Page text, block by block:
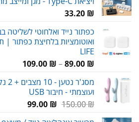
33.20 ₪
כפתור נייד ואלחוטי לשליטה
LIFE
89.00 ₪
–
109.00 ₪
ועוצמתי - חיבור USB
150.00₪
המחיר99.00 ₪
המחיר